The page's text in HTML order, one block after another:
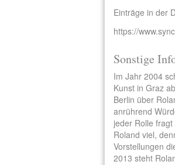
Einträge in der
https://
Sonstige
Im Jahr 2004
Kunst in Graz
Berlin über
anrührend
jeder Rolle
Roland viel,
Vorstellungen
2013 steht